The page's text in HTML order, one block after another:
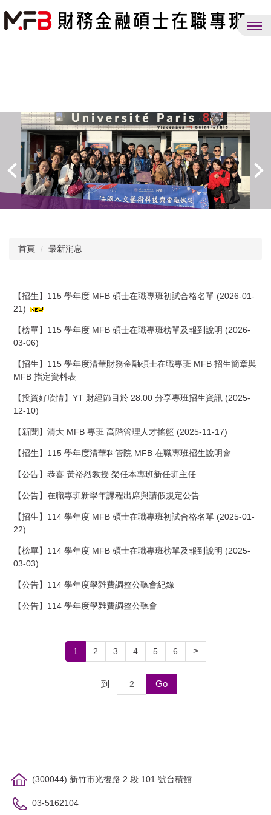
到
首頁 最新消息
【招生】115 學年度 MFB 碩士在職專班初試合格名單 (2026-01-
21)
【榜單】115 學年度 MFB 碩士在職專班榜單及報到說明 (2026-
03-06)
【招生】115 學年度清華財務金融碩士在職專班 MFB 招生簡章與
MFB 指定資料表
【投資好欣情】YT 財經節目於 28:00 分享專班招生資訊 (2025-
12-10)
【新聞】清大 MFB 專班 高階管理人才搖籃 (2025-11-17)
【招生】115 學年度清華科管院 MFB 在職專班招生說明會
【公告】恭喜 黃裕烈教授 榮任本專班新任班主任
【公告】在職專班新學年課程出席與請假規定公告
【招生】114 學年度 MFB 碩士在職專班初試合格名單 (2025-01-
22)
【榜單】114 學年度 MFB 碩士在職專班榜單及報到說明 (2025-
03-03)
【公告】114 學年度學雜費調整公聽會紀錄
【公告】114 學年度學雜費調整公聽會
1 2 3 4 5 6 >
到 Go
(300044) 新竹市光復路 2 段 101 號台積館
03-5162104